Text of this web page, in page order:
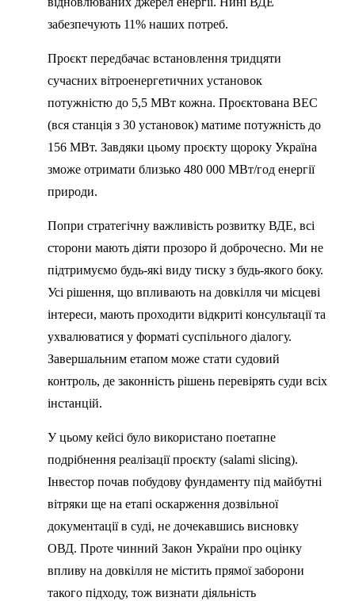
забезпечують 11% наших потреб.
Проєкт передбачає встановлення тридцяти
сучасних вітроенергетичних установок
потужністю до 5,5 МВт кожна. Проєктована ВЕС
(вся станція з 30 установок) матиме потужність до
156 МВт. Завдяки цьому проєкту щороку Україна
зможе отримати близько 480 000 МВт/год енергії
природи.
Попри стратегічну важливість розвитку ВДЕ, всі
сторони мають діяти прозоро й доброчесно. Ми не
підтримуємо будь-які виду тиску з будь-якого боку.
Усі рішення, що впливають на довкілля чи місцеві
інтереси, мають проходити відкриті консультації та
ухвалюватися у форматі суспільного діалогу.
Завершальним етапом може стати судовий
контроль, де законність рішень перевірять суди всіх
інстанцій.
У цьому кейсі було використано поетапне
подрібнення реалізації проєкту (salami slicing).
Інвестор почав побудову фундаменту під майбутні
вітряки ще на етапі оскарження дозвільної
документації в суді, не дочекавшись висновку
ОВД. Проте чинний Закон України про оцінку
впливу на довкілля не містить прямої заборони
такого підходу, тож визнати діяльність